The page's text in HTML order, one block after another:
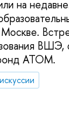
на
АТОМ.